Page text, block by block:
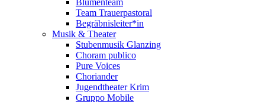
Blumenteam
Team Trauerpastoral
Begräbnisleiter*in
Musik & Theater
Stubenmusik Glanzing
Choram publico
Pure Voices
Choriander
Jugendtheater Krim
Gruppo Mobile